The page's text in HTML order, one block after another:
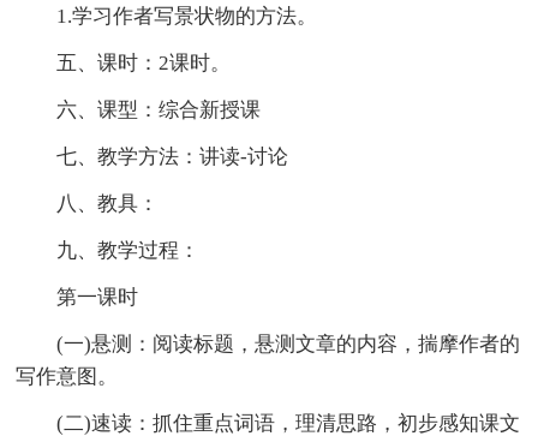
1.学习作者写景状物的方法。
五、课时：2课时。
六、课型：综合新授课
七、教学方法：讲读-讨论
八、教具：
九、教学过程：
第一课时
(一)悬测：阅读标题，悬测文章的内容，揣摩作者的
写作意图。
(二)速读：抓住重点词语，理清思路，初步感知课文